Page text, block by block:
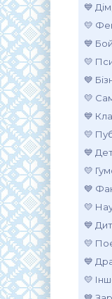
💙
💛
💙
💛
💙
💛
💙
💛
💙
💛
💙
💛
💙
💛
💙
💛